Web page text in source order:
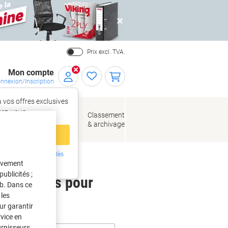
Close
Prix excl. TVA.
Mon compte
Inscription
vos offres exclusives
Inscrivez-vous dès
de bureau
Classement
& archivage
pour
;
Dans ce
garantir
en